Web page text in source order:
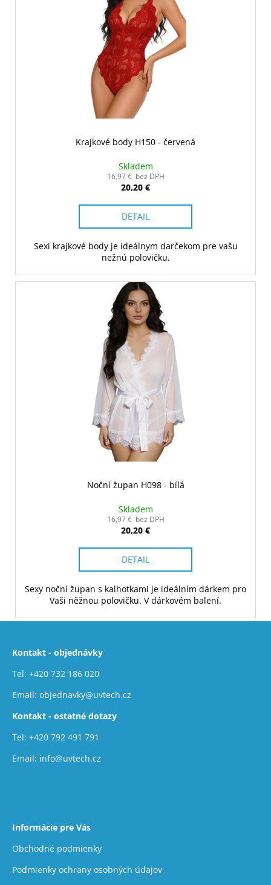
Krajkové body H150 - červená
Skladem
16,97 € bez DPH
20,20 €
DETAIL
Sexi krajkové body je ideálnym darčekom pre vašu
nežnú polovičku.
Noční župan H098 - bílá
Skladem
16,97 € bez DPH
20,20 €
DETAIL
Sexy noční župan s kalhotkami je ideálním dárkem pro
Vaši něžnou polovičku. V dárkovém balení.
Kontakt - objednávky
Tel: +420 732 186 020
Email: objednavky@uvtech.cz
Kontakt - ostatné dotazy
Tel: +420 792 491 791
Email: info@uvtech.cz
Informácie pre Vás
Obchodné podmienky
Podmienky ochrany osobných údajov